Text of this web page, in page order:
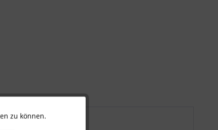
Aktiv
zu können.